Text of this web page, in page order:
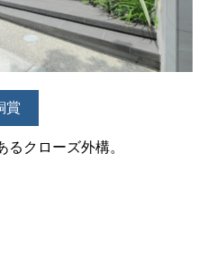
賞
るクローズ外構。